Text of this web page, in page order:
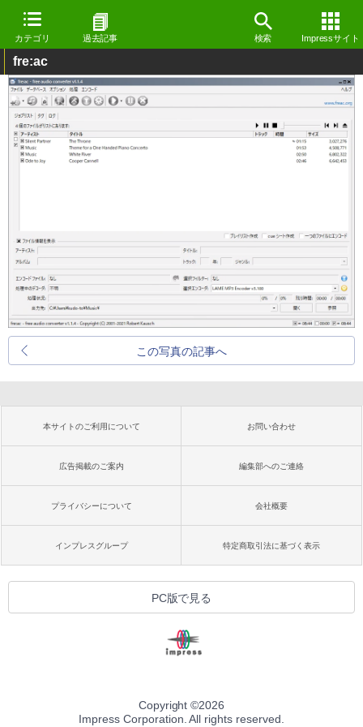
カテゴリ 過去記事 検索 Impressサイト
fre:ac
この写真の記事へ
本サイトのご利用について お問い合わせ
広告掲載のご案内 編集部へのご連絡
プライバシーについて 会社概要
インプレスグループ 特定商取引法に基づく表示
PC版で見る
Copyright ©2026
Impress Corporation. All rights reserved.